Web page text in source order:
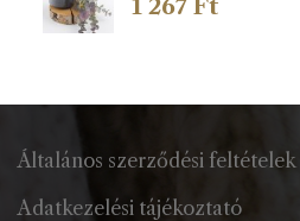
1 267 Ft
Általános szerződési feltételek
Adatkezelési tájékoztató